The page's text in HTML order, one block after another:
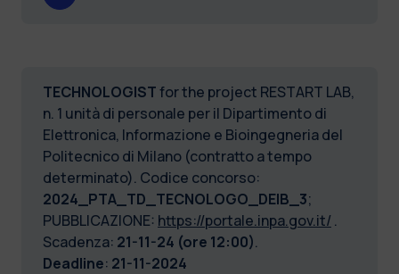
TECHNOLOGISTfor the project RESTART LAB,
n. 1 unità di personale per il Dipartimento di
Elettronica, Informazione e Bioingegneria del
Politecnico di Milano (contratto a tempo
determinato). Codice concorso:
2024_PTA_TD_TECNOLOGO_DEIB_3;
PUBBLICAZIONE: https://portale.inpa.gov.it/ .
Scadenza: 21-11-24 (ore 12:00).
Deadline: 21-11-2024